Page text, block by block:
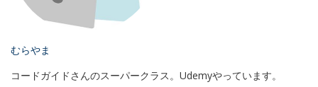
むらやま
コードガイドさんのスーパークラス。Udemyやっています。